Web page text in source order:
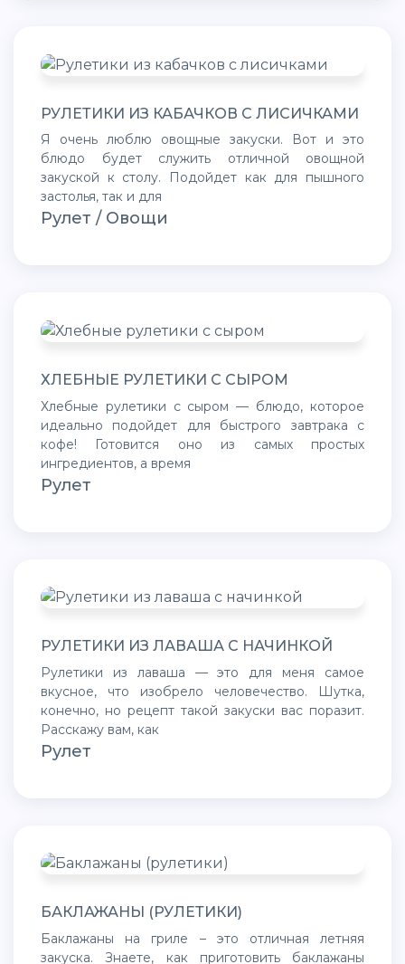
РУЛЕТИКИ ИЗ КАБАЧКОВ С ЛИСИЧКАМИ
Я очень люблю овощные закуски. Вот и это
блюдо будет служить отличной овощной
закуской к столу. Подойдет как для пышного
застолья, так и для
Рулет / Овощи
ХЛЕБНЫЕ РУЛЕТИКИ С СЫРОМ
Хлебные рулетики с сыром — блюдо, которое
идеально подойдет для быстрого завтрака с
кофе! Готовится оно из самых простых
ингредиентов, а время
Рулет
РУЛЕТИКИ ИЗ ЛАВАША С НАЧИНКОЙ
Рулетики из лаваша — это для меня самое
вкусное, что изобрело человечество. Шутка,
конечно, но рецепт такой закуски вас поразит.
Расскажу вам, как
Рулет
БАКЛАЖАНЫ (РУЛЕТИКИ)
Баклажаны на гриле – это отличная летняя
закуска. Знаете, как приготовить баклажаны